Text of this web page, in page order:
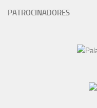
PATROCINADORES